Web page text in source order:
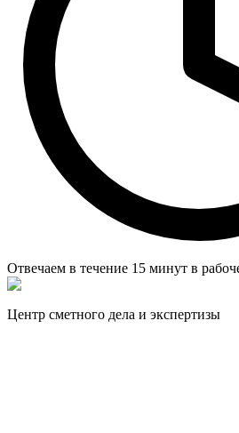
Отвечаем в течение 15 минут в
Центр сметного дела и экспертизы